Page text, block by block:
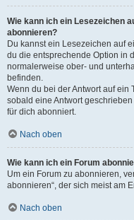
Wie kann ich ein Lesezeichen
abonnieren?
Du kannst ein Lesezeichen auf
du die entsprechende Option in
normalerweise ober- und
befinden.
Wenn du bei der Antwort auf ein
sobald eine Antwort
für dich abonniert.
Nach oben
Wie kann ich ein Forum
Um ein Forum zu abonnieren,
abonnieren“, der sich meist am
Nach oben